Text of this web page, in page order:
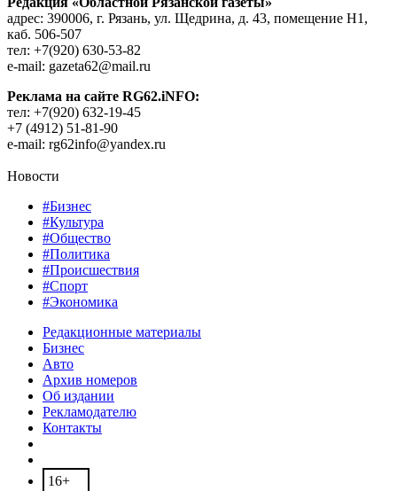
адрес: 390006, г. Рязань, ул. Щедрина, д. 43, помещение Н1,
каб. 506-507
тел: +7(920) 630-53-82
e-mail: gazeta62@mail.ru
Реклама на сайте RG62.iNFO:
тел: +7(920) 632-19-45
+7 (4912) 51-81-90
e-mail: rg62info@yandex.ru
Новости
#Бизнес
#Культура
#Общество
#Политика
#Происшествия
#Спорт
#Экономика
Редакционные материалы
Бизнес
Авто
Архив номеров
Об издании
Рекламодателю
Контакты
16+